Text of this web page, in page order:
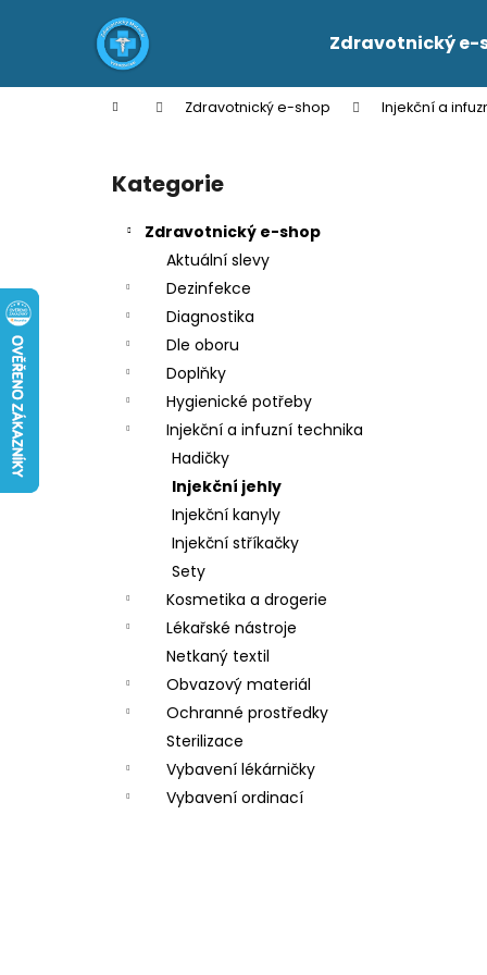
Zdravotnický e-
Domů Zdravotnický e-shop Injekční a
Přeskočit
kategorie
Kategorie
Zdravotnický e-shop
Aktuální slevy
Dezinfekce
Diagnostika
Dle oboru
Doplňky
Hygienické potřeby
Injekční a infuzní technika
Hadičky
Injekční jehly
Injekční kanyly
Injekční stříkačky
Sety
Kosmetika a drogerie
Lékařské nástroje
Netkaný textil
Obvazový materiál
Ochranné prostředky
Sterilizace
Vybavení lékárničky
Vybavení ordinací
í
Zpět
do
Zpět
do